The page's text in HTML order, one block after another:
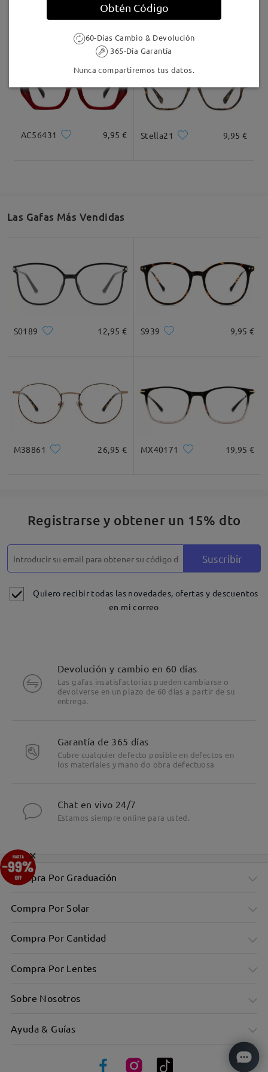
TR64861 24,95 € M45618
AC56431 9,95 € Stella21 9,95 €
Las Gafas Más Vendidas
S0189 12,95 € S939 9,95 €
M38861 26,95 € MX40171 19,95 €
Registrarse y obtener un 15% dto
Suscribir
Quiero recibir todas las novedades, ofertas y descuentos
en mi correo
Devolución y cambio en 60 días
Las gafas insatisfactorias pueden cambiarse o
devolverse en un plazo de 60 días a partir de su
entrega.
Garantía de 365 días
Cubre cualquier defecto posible en defectos en
los materiales y mano do obra defectuosa
Chat en vivo 24/7
Estamos siempre online para usted.
Compra Por Graduación
Compra Por Solar
Compra Por Cantidad
Compra Por Lentes
Sobre Nosotros
Ayuda & Guías
×
Obtén Código
60-Días Cambio & Devolución
365-Día Garantía
Nunca compartiremos tus datos.